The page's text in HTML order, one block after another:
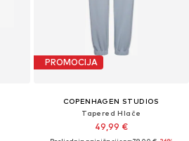
PROMOCIJA
COPENHAGEN STUDIOS
Tapered Hlače
49,99 €